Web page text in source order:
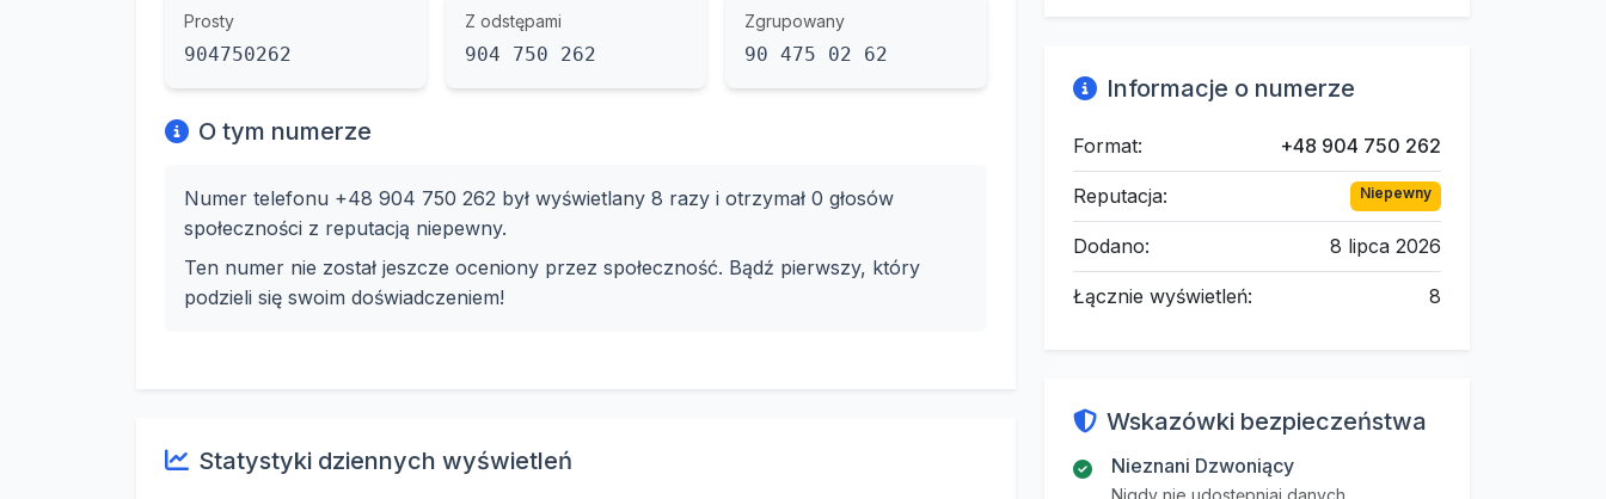
Prosty
904750262
Z odstępami
904 750 262
Zgrupowany
90 475 02 62
O tym numerze
Numer telefonu +48 904 750 262 był wyświetlany 8 razy i otrzymał 0 głosów
społeczności z reputacją niepewny.
Ten numer nie został jeszcze oceniony przez społeczność. Bądź pierwszy, który
podzieli się swoim doświadczeniem!
Statystyki dziennych wyświetleń
Informacje o numerze
Format: +48 904 750 262
Reputacja: Niepewny
Dodano: 8 lipca 2026
Łącznie wyświetleń: 8
Wskazówki bezpieczeństwa
Nieznani Dzwoniący
Nigdy nie udostępniaj danych